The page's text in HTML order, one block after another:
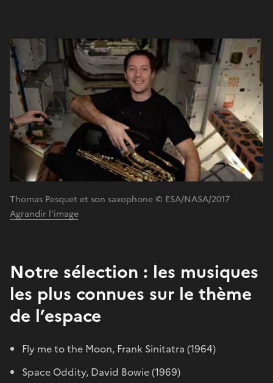
Thomas Pesquet et son saxophone © ESA/NASA/2017
Agrandir l'image
Notre sélection : les musiques
les plus connues sur le thème
de l’espace
Fly me to the Moon, Frank Sinitatra (1964)
Space Oddity, David Bowie (1969)